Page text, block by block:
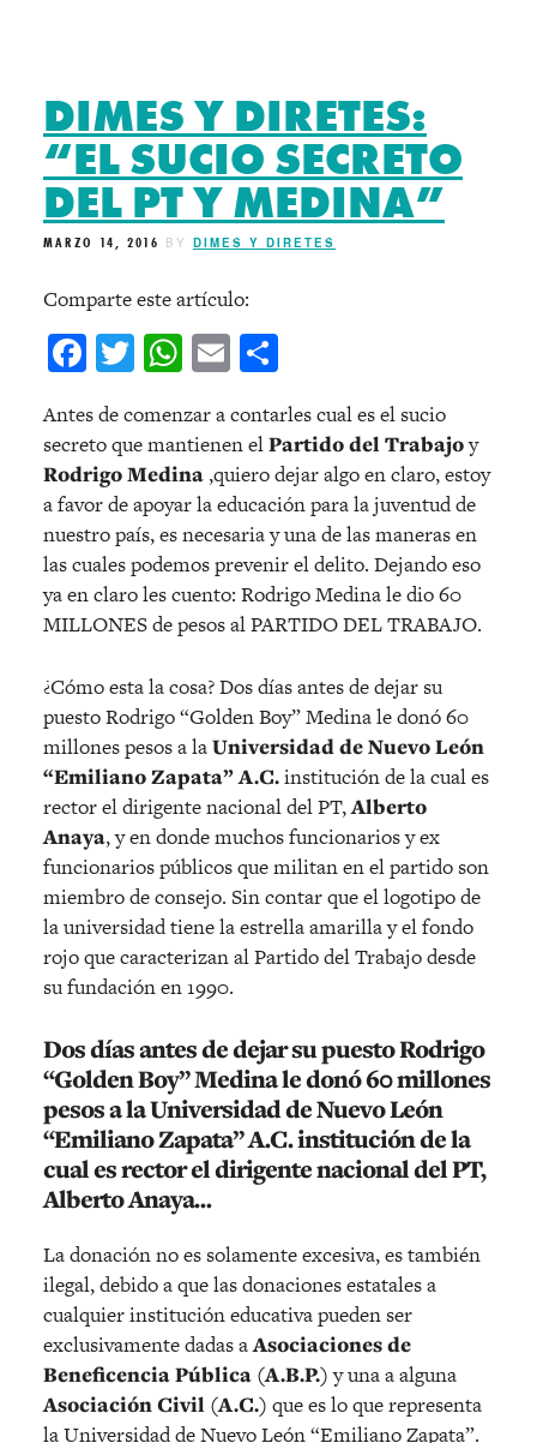
DIMES Y DIRETES:
“EL SUCIO SECRETO
DEL PT Y MEDINA”
MARZO 14, 2016 BY DIMES Y DIRETES
Comparte este artículo:
Facebook
Twitter
WhatsApp
Email
Antes de comenzar a contarles cual es el sucio
secreto que mantienen elPartido del Trabajoy
Rodrigo Medina ,quiero dejar algo en claro, estoy
a favor de apoyar la educación para la juventud de
nuestro país, es necesaria y una de las maneras en
las cuales podemos prevenir el delito. Dejando eso
ya en claro les cuento: Rodrigo Medina le dio 60
MILLONES de pesos al PARTIDO DEL TRABAJO.
¿Cómo esta la cosa? Dos días antes de dejar su
puesto Rodrigo “Golden Boy” Medina le donó 60
millones pesos a laUniversidad de Nuevo León
“Emiliano Zapata” A.C.institución de la cual es
rector el dirigente nacional del PT,Alberto
Anaya, y en donde muchos funcionarios y ex
funcionarios públicos que militan en el partido son
miembro de consejo. Sin contar que el logotipo de
la universidad tiene la estrella amarilla y el fondo
rojo que caracterizan al Partido del Trabajo desde
su fundación en 1990.
Dos días antes de dejar su puesto Rodrigo
“Golden Boy” Medina le donó 60 millones
pesos a laUniversidad de Nuevo León
“Emiliano Zapata” A.C.institución de la
cual es rector el dirigente nacional del PT,
Alberto Anaya…
La donación no es solamente excesiva, es también
ilegal, debido a que las donaciones estatales a
cualquier institución educativa pueden ser
exclusivamente dadas aAsociaciones de
Beneficencia Pública (A.B.P.)y una a alguna
Asociación Civil (A.C.) que es lo que representa
la Universidad de Nuevo León “Emiliano Zapata”.